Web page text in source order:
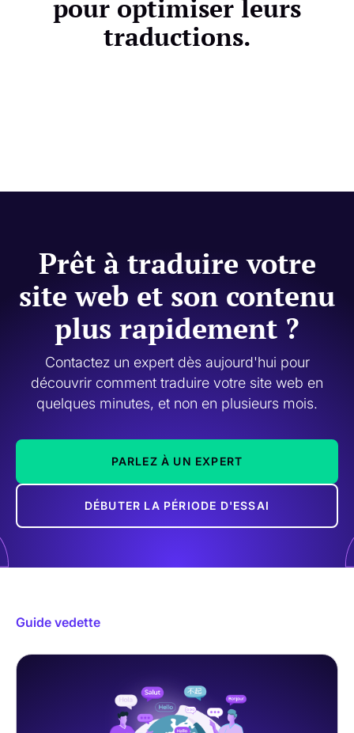
pour optimiser leurs
traductions.
Prêt à traduire votre
site web et son contenu
plus rapidement ?
Contactez un expert dès aujourd'hui pour
découvrir comment traduire votre site web en
quelques minutes, et non en plusieurs mois.
PARLEZ À UN EXPERT
DÉBUTER LA PÉRIODE D'ESSAI
Guide vedette